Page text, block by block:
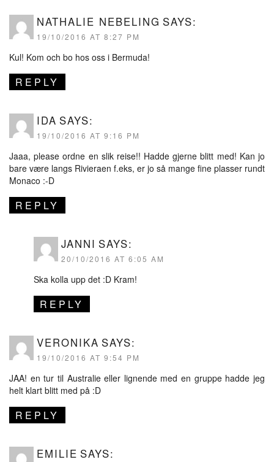
NATHALIE NEBELING SAYS:
19/10/2016 AT 8:27 PM
Kul! Kom och bo hos oss i Bermuda!
REPLY
IDA SAYS:
19/10/2016 AT 9:16 PM
Jaaa, please ordne en slik reise!! Hadde gjerne blitt med! Kan jo
bare være langs Rivieraen f.eks, er jo så mange fine plasser rundt
Monaco :-D
REPLY
JANNI SAYS:
20/10/2016 AT 6:05 AM
Ska kolla upp det :D Kram!
REPLY
VERONIKA SAYS:
19/10/2016 AT 9:54 PM
JAA! en tur til Australie eller lignende med en gruppe hadde jeg
helt klart blitt med på :D
REPLY
EMILIE SAYS: